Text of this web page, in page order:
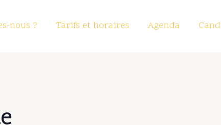
nous ? Tarifs et horaires Agenda